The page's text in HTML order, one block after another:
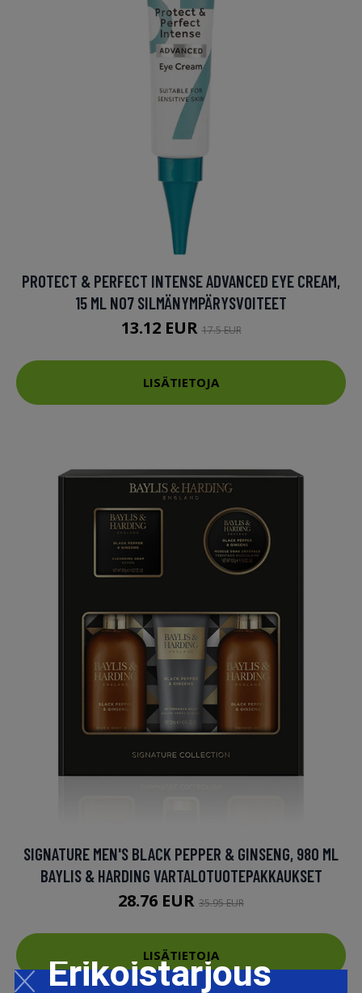
PROTECT & PERFECT INTENSE ADVANCED EYE CREAM,
15 ML NO7 SILMÄNYMPÄRYSVOITEET
13.12 EUR17.5 EUR
LISÄTIETOJA
SIGNATURE MEN'S BLACK PEPPER & GINSENG, 980 ML
BAYLIS & HARDING VARTALOTUOTEPAKKAUKSET
28.76 EUR 35.95 EUR
LISÄTIETOJA
Erikoistarjous